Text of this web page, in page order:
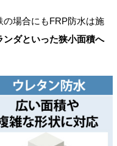
の場合にもFRP防水は施
ンダといった狭小面積へ